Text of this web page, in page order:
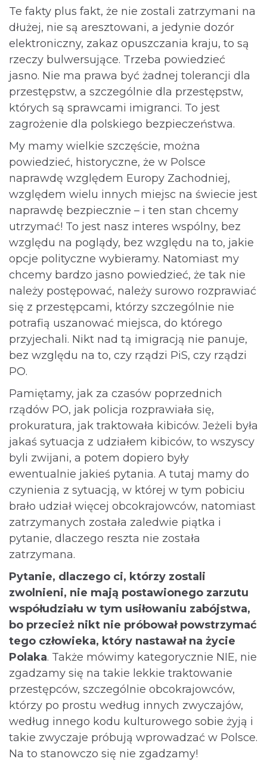
Te fakty plus fakt, że nie zostali zatrzymani na
dłużej, nie są aresztowani, a jedynie dozór
elektroniczny, zakaz opuszczania kraju, to są
rzeczy bulwersujące. Trzeba powiedzieć
jasno. Nie ma prawa być żadnej tolerancji dla
przestępstw, a szczególnie dla przestępstw,
których są sprawcami imigranci. To jest
zagrożenie dla polskiego bezpieczeństwa.
My mamy wielkie szczęście, można
powiedzieć, historyczne, że w Polsce
naprawdę względem Europy Zachodniej,
względem wielu innych miejsc na świecie jest
naprawdę bezpiecznie – i ten stan chcemy
utrzymać! To jest nasz interes wspólny, bez
względu na poglądy, bez względu na to, jakie
opcje polityczne wybieramy. Natomiast my
chcemy bardzo jasno powiedzieć, że tak nie
należy postępować, należy surowo rozprawiać
się z przestępcami, którzy szczególnie nie
potrafią uszanować miejsca, do którego
przyjechali. Nikt nad tą imigracją nie panuje,
bez względu na to, czy rządzi PiS, czy rządzi
PO.
Pamiętamy, jak za czasów poprzednich
rządów PO, jak policja rozprawiała się,
prokuratura, jak traktowała kibiców. Jeżeli była
jakaś sytuacja z udziałem kibiców, to wszyscy
byli zwijani, a potem dopiero były
ewentualnie jakieś pytania. A tutaj mamy do
czynienia z sytuacją, w której w tym pobiciu
brało udział więcej obcokrajowców, natomiast
zatrzymanych została zaledwie piątka i
pytanie, dlaczego reszta nie została
zatrzymana.
Pytanie, dlaczego ci, którzy zostali
zwolnieni, nie mają postawionego zarzutu
współudziału w tym usiłowaniu zabójstwa,
bo przecież nikt nie próbował powstrzymać
tego człowieka, który nastawał na życie
Polaka. Także mówimy kategorycznie NIE, nie
zgadzamy się na takie lekkie traktowanie
przestępców, szczególnie obcokrajowców,
którzy po prostu według innych zwyczajów,
według innego kodu kulturowego sobie żyją i
takie zwyczaje próbują wprowadzać w Polsce.
Na to stanowczo się nie zgadzamy!